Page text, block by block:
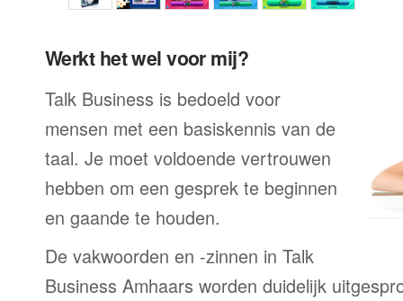
Werkt het wel voor mij?
Talk Business is bedoeld voor
mensen met een basiskennis van de
taal. Je moet voldoende vertrouwen
hebben om een gesprek te beginnen
en gaande te houden.
De vakwoorden en -zinnen in Talk
Business Amhaars worden duidelijk